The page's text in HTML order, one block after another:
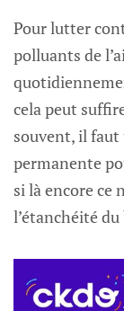
Pour lutter
polluants de
cela peut
souvent, il
permanente
si là encore ce
l’étanchéité